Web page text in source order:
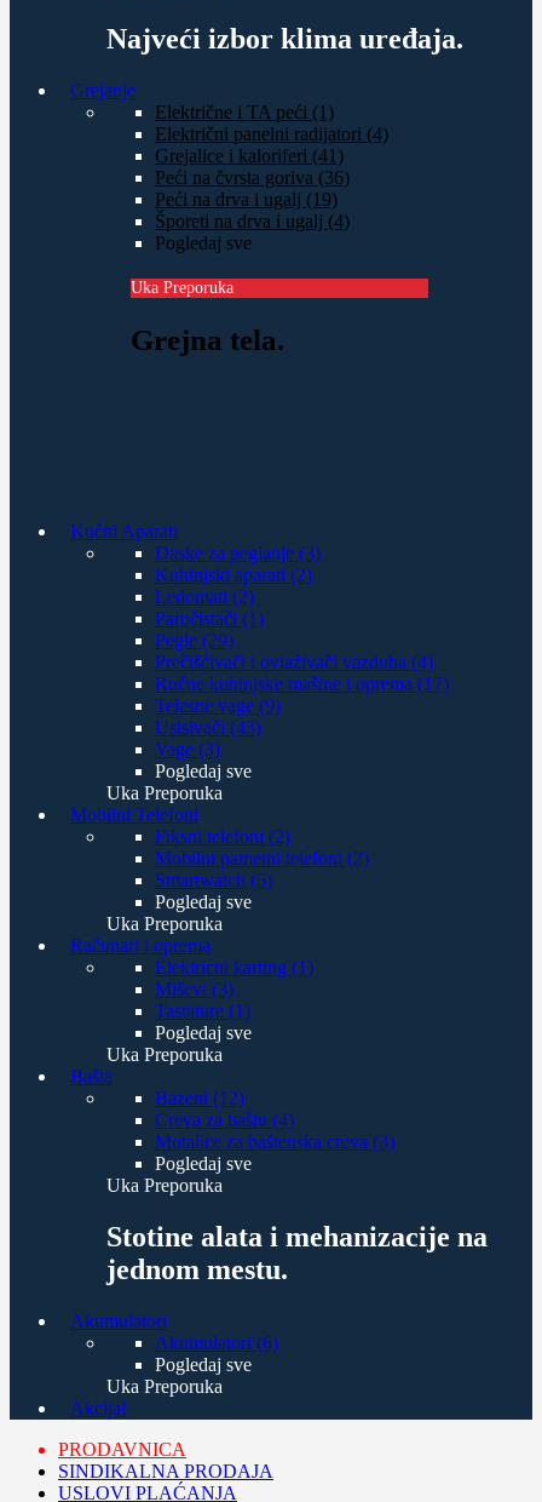
Najveći izbor klima uređaja.
Grejanje
Električne i TA peći (1)
Električni panelni radijatori (4)
Grejalice i kaloriferi (41)
Peći na čvrsta goriva (36)
Peći na drva i ugalj (19)
Šporeti na drva i ugalj (4)
Pogledaj sve
Uka Preporuka
Grejna tela.
Kućni Aparati
Daske za peglanje (3)
Kuhinjski aparati (2)
Ledomati (2)
Paročistači (1)
Pegle (29)
Prečišćivači i ovlaživači vazduha (4)
Ručne kuhinjske mašine i oprema (17)
Telesne vage (9)
Usisivači (43)
Vage (3)
Pogledaj sve
Uka Preporuka
Mobilni Telefoni
Fiksni telefoni (2)
Mobilni pametni telefoni (2)
Smartwatch (5)
Pogledaj sve
Uka Preporuka
Računari i oprema
Elektricni karting (1)
Miševi (3)
Tastature (1)
Pogledaj sve
Uka Preporuka
Bašta
Bazeni (12)
Creva za baštu (4)
Motalice za baštenska creva (3)
Pogledaj sve
Uka Preporuka
Stotine alata i mehanizacije na
jednom mestu.
Akumulatori
Akumulatori (6)
Pogledaj sve
Uka Preporuka
Akcija!
PRODAVNICA
SINDIKALNA PRODAJA
USLOVI PLAĆANJA